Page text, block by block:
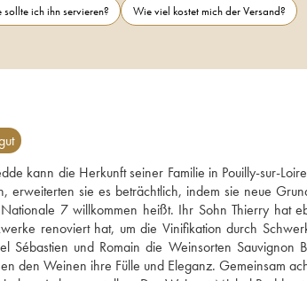
sollte ich ihn servieren?
Wie viel kostet mich der Versand?
kann die Herkunft seiner Familie in Pouilly-sur-
sie es beträchtlich, indem sie neue
7 willkommen heißt. Ihr Sohn Thierry hat
renoviert hat, um die Vinifikation durch
und Romain die Weinsorten Sauvignon
den Weinen ihre Fülle und Eleganz. Gemeinsam